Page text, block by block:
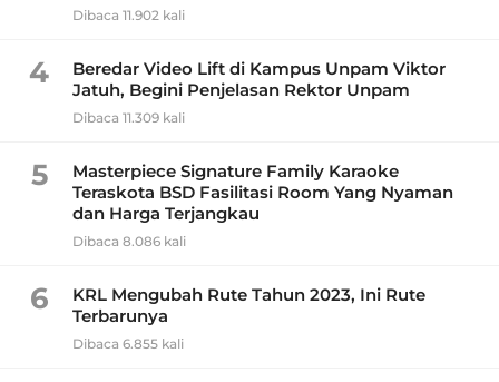
Dibaca 11.902 kali
4
Beredar Video Lift di Kampus Unpam Viktor
Jatuh, Begini Penjelasan Rektor Unpam
Dibaca 11.309 kali
5
Masterpiece Signature Family Karaoke
Teraskota BSD Fasilitasi Room Yang Nyaman
dan Harga Terjangkau
Dibaca 8.086 kali
6
KRL Mengubah Rute Tahun 2023, Ini Rute
Terbarunya
Dibaca 6.855 kali